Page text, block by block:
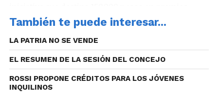
Este proyecto es el punto de partida del Acuerdo de
ciudad de Córdoba, el cual contempla también la
potenciación de la oferta gastronómica local y la
También te puede interesar...
LA PATRIA NO SE VENDE
EL RESUMEN DE LA SESIÓN DEL CONCEJO
ROSSI PROPONE CRÉDITOS PARA LOS JÓVENES
INQUILINOS